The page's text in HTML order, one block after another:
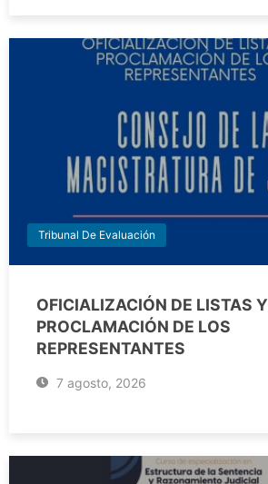
Tribunal De Evaluación
OFICIALIZACIÓN DE LISTAS Y
PROCLAMACIÓN DE LOS
REPRESENTANTES
7 agosto, 2026